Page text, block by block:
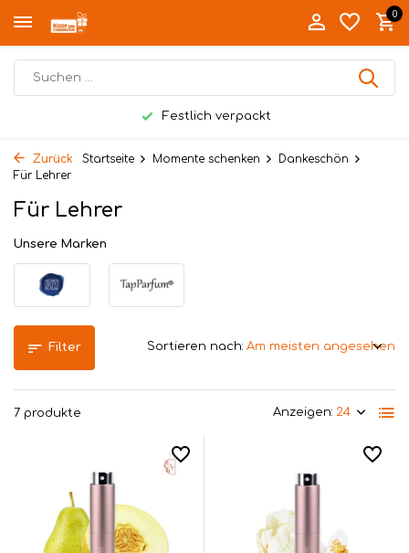
0
Festlich verpackt
Zurück Startseite Momente schenken
Dankeschön
Für Lehrer
Für Lehrer
Unsere Marken
Filter
7 produkte Anzeigen:
Sortieren nach: